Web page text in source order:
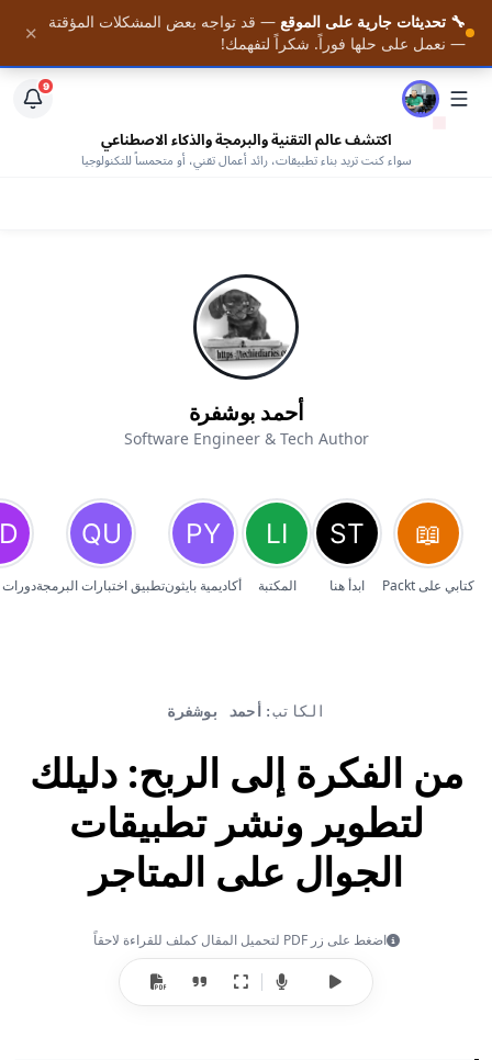
📚 احصل على أحدث المقالات فور نشرها — مع وصول كامل
لمكتبتنا من الكتب المجانية —افتح المكتبة
9
اكتشف عالم التقنية والبرمجة والذكاء الاصطناعي
سواء كنت تريد بناء تطبيقات، رائد أعمال تقني، أو متحمساً للتكنولوجيا
AHMED BOUCHEFRA
الرئيسية
أحمد بوشفرة
Software Engineer & Tech Author
كتابي على Packt ابدأ هنا المكتبة أكاديمية بايثونتطبيق اختبارات البرمجةدورات
الكاتب: أحمد بوشفرة
من الفكرة إلى الربح: دليلك
لتطوير ونشر تطبيقات
الجوال على المتاجر
اضغط على زر PDF لتحميل المقال كملف للقراءة لاحقاً
🔧 تحديثات جارية على الموقع — قد تواجه بعض المشكلات المؤقتة
— نعمل على حلها فوراً. شكراً لتفهمك!
✕